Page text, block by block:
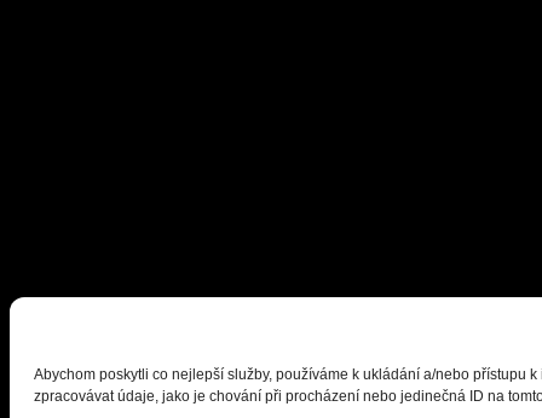
Abychom poskytli co nejlepší služby, používáme k ukládání a/nebo přístupu
zpracovávat údaje, jako je chování při procházení nebo jedinečná ID na